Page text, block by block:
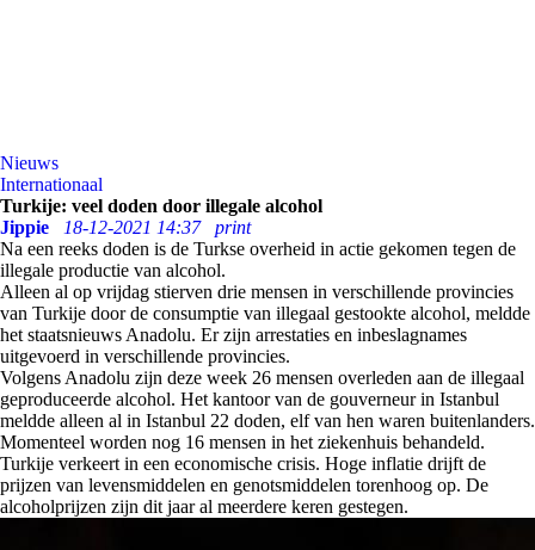
Nieuws
Internationaal
Turkije: veel doden door illegale alcohol
Jippie
18-12-2021 14:37
print
Na een reeks doden is de Turkse overheid in actie gekomen tegen de
illegale productie van alcohol.
Alleen al op vrijdag stierven drie mensen in verschillende provincies
van Turkije door de consumptie van illegaal gestookte alcohol, meldde
het staatsnieuws Anadolu. Er zijn arrestaties en inbeslagnames
uitgevoerd in verschillende provincies.
Volgens Anadolu zijn deze week 26 mensen overleden aan de illegaal
geproduceerde alcohol. Het kantoor van de gouverneur in Istanbul
meldde alleen al in Istanbul 22 doden, elf van hen waren buitenlanders.
Momenteel worden nog 16 mensen in het ziekenhuis behandeld.
Turkije verkeert in een economische crisis. Hoge inflatie drijft de
prijzen van levensmiddelen en genotsmiddelen torenhoog op. De
alcoholprijzen zijn dit jaar al meerdere keren gestegen.